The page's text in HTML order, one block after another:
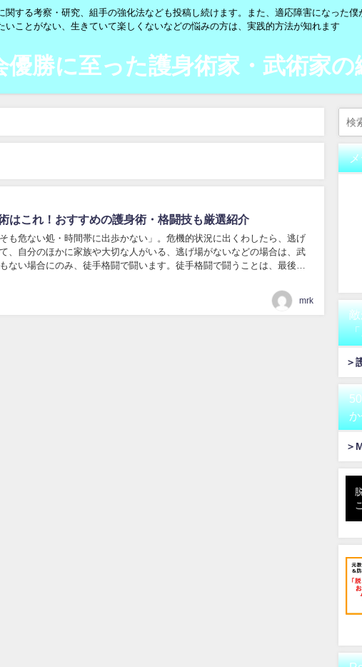
する考察・研究、組手の強化法なども投稿し続けます。また、適応障害になった
ことがない、生きていて楽しくないなどの悩みの方は、実践的方法が知れます
勝に至った護身術家・武術家の
はこれ！おすすめの護身術・格闘技も厳選紹介
も危ない処・時間帯に出歩かない」。危機的状況に出くわしたら、逃げ
、自分のほかに家族や大切な人がいる、逃げ場がないなどの場合は、武
ない場合にのみ、徒手格闘で闘います。徒手格闘で闘うことは、最後の
mrk
＞
＞